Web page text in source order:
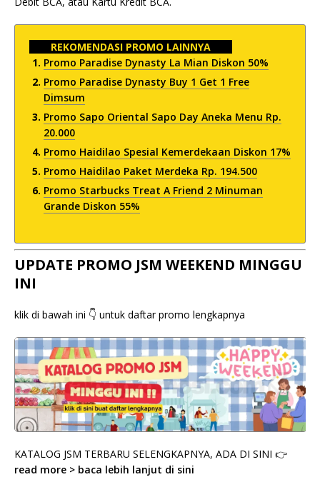
REKOMENDASI PROMO LAINNYA
Promo Paradise Dynasty La Mian Diskon 50%
Promo Paradise Dynasty Buy 1 Get 1 Free
Dimsum
Promo Sapo Oriental Sapo Day Aneka Menu Rp.
20.000
Promo Haidilao Spesial Kemerdekaan Diskon 17%
Promo Haidilao Paket Merdeka Rp. 194.500
Promo Starbucks Treat A Friend 2 Minuman
Grande Diskon 55%
UPDATE PROMO JSM WEEKEND MINGGU
INI
klik di bawah ini 👇 untuk daftar promo lengkapnya
KATALOG JSM TERBARU SELENGKAPNYA, ADA DI SINI 👉
read more > baca lebih lanjut di sini